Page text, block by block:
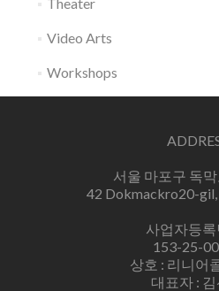
Video Arts
Workshops
서울 마포구 독
42 Dokmackro20-gil,
사업자등록
153-25-
상호 : 리니어
대표자 :